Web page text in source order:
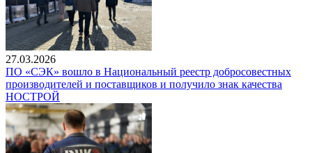
27.03.2026
ПО «СЭК» вошло в Национальный реестр добросовестных
производителей и поставщиков и получило знак качества
НОСТРОЙ